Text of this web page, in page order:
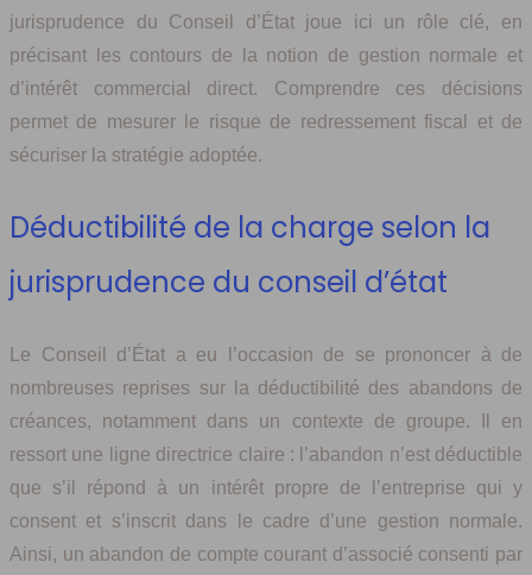
jurisprudence du Conseil d’État joue ici un rôle clé, en
précisant les contours de la notion de gestion normale et
d’intérêt commercial direct. Comprendre ces décisions
permet de mesurer le risque de redressement fiscal et de
sécuriser la stratégie adoptée.
Déductibilité de la charge selon la
jurisprudence du conseil d’état
Le Conseil d’État a eu l’occasion de se prononcer à de
nombreuses reprises sur la déductibilité des abandons de
créances, notamment dans un contexte de groupe. Il en
ressort une ligne directrice claire : l’abandon n’est déductible
que s’il répond à un intérêt propre de l’entreprise qui y
consent et s’inscrit dans le cadre d’une gestion normale.
Ainsi, un abandon de compte courant d’associé consenti par